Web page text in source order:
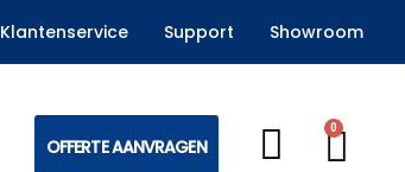
Klantenservice Support Showroom
OFFERTE AANVRAGEN
0